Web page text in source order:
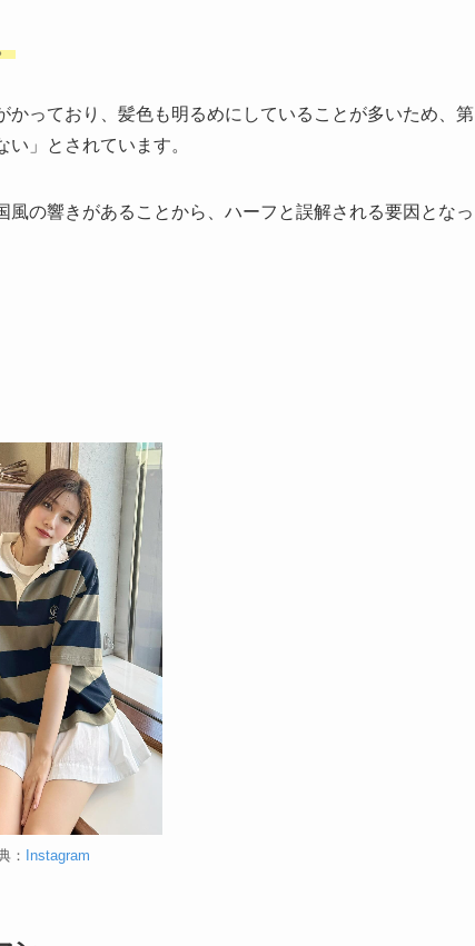
かっており、髪色も明るめにしていることが多いため、第
」とされています。
の響きがあることから、ハーフと誤解される要因となっ
： Instagram